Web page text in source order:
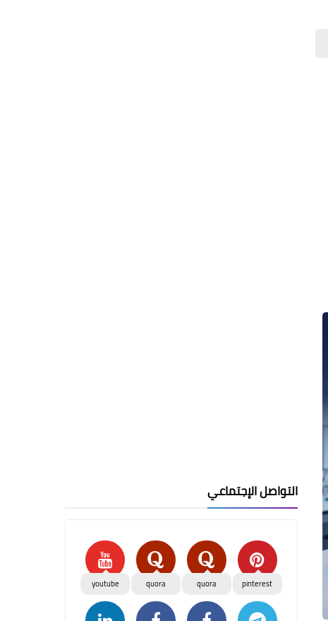
التواصل الإجتماعي
pinterest
quora
quora
youtube